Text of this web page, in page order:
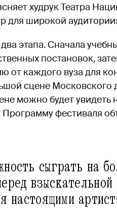
худрук Театра
для широкой
этапа. Сначала
постановок,
от каждого вуза для
сцене Московского
можно будет увидеть
фестиваля
сыграть на
взыскательной
настоящими